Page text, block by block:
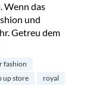
Wenn das
und
Getreu dem
im 25hours Hotel
fashion
up store
royal